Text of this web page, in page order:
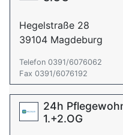
Hegelstraße 28
39104 Magdeburg
Telefon 0391/6076062
Fax 0391/6076192
24h
1.+2.OG